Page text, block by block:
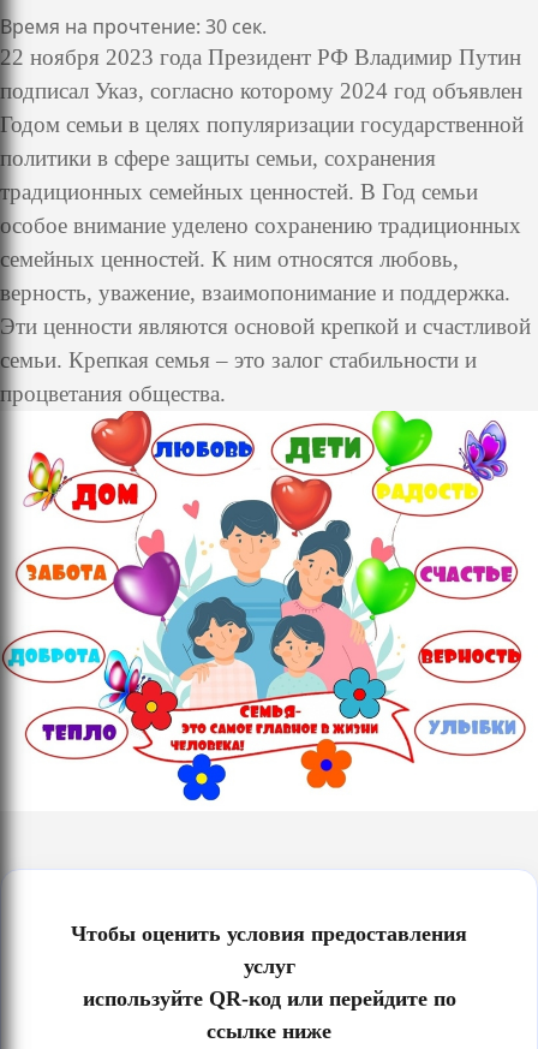
Время на прочтение: 30 сек.
22 ноября 2023 года Президент РФ Владимир Путин
подписал Указ, согласно которому 2024 год объявлен
Годом семьи в целях популяризации государственной
политики в сфере защиты семьи, сохранения
традиционных семейных ценностей. В Год семьи
особое внимание уделено сохранению традиционных
семейных ценностей. К ним относятся любовь,
верность, уважение, взаимопонимание и поддержка.
Эти ценности являются основой крепкой и счастливой
семьи. Крепкая семья – это залог стабильности и
процветания общества.
Чтобы оценить условия предоставления
услуг
используйте QR-код или перейдите по
ссылке ниже